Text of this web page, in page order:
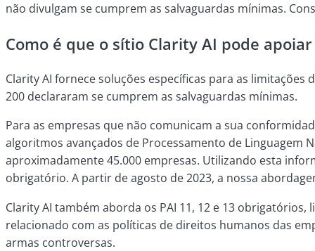
não divulgam se cumprem as salvaguardas mínimas.
Como é que o sítio Clarity AI pode
Clarity AI fornece soluções específicas para as limitações
200 declararam se cumprem as salvaguardas mínimas.
Para as empresas que não comunicam a sua
algoritmos avançados de Processamento de Linguagem
aproximadamente 45.000 empresas. Utilizando esta
obrigatório. A partir de agosto de 2023, a nossa
Clarity AI também aborda os PAI 11, 12 e 13
relacionado com as políticas de direitos humanos das
armas controversas.